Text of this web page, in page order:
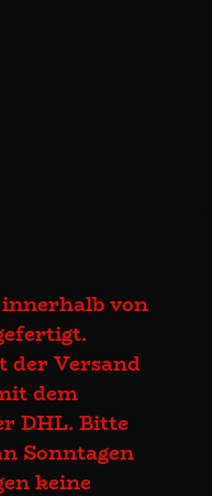
von
der Versand
dem
DHL. Bitte
Sonntagen
keine